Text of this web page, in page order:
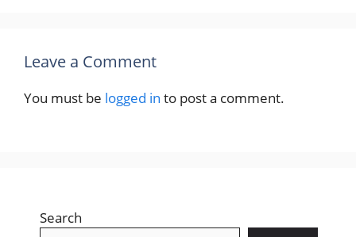
Leave a Comment
You must be logged in to post a comment.
Search